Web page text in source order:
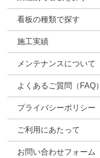
看板の種類で探す
施工実績
メンテナンスについて
よくあるご質問（FAQ）
プライバシーポリシー
ご利用にあたって
お問い合わせフォーム